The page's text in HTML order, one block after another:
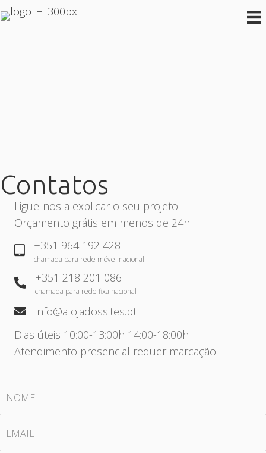
Contatos
Ligue-nos a explicar o seu projeto.
Orçamento grátis em menos de 24h.
+351 964 192 428
chamada para rede móvel nacional
+351 218 201 086
chamada para rede fixa nacional
info@alojadossites.pt
Dias úteis 10:00-13:00h 14:00-18:00h
Atendimento presencial requer marcação